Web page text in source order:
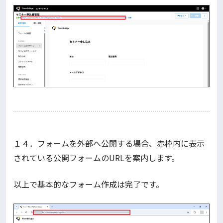
１４．フォームを外部へ公開する場合、赤枠内に表示
されている公開フォームのURLを案内します。
以上で基本的なフォーム作成は完了です。